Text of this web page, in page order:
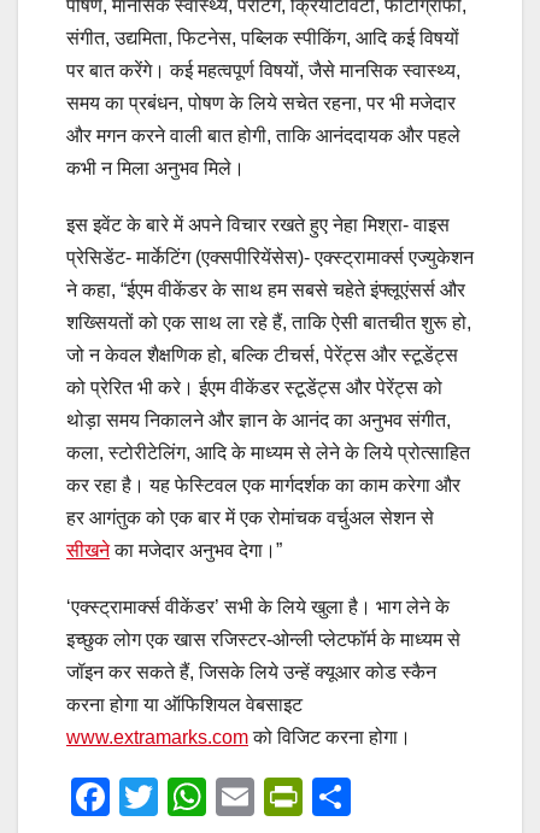
पोषण, मानसिक स्‍वास्‍थ्‍य, पेरेंटिंग, क्रियेटिविटी, फोटोग्राफी,
संगीत, उद्यमिता, फिटनेस, पब्लिक स्‍पीकिंग, आदि कई विषयों
पर बात करेंगे। कई महत्‍वपूर्ण विषयों, जैसे मानसिक स्‍वास्‍थ्‍य,
समय का प्रबंधन, पोषण के लिये सचेत रहना, पर भी मजेदार
और मगन करने वाली बात होगी, ताकि आनंददायक और पहले
कभी न मिला अनुभव मिले।
इस इवेंट के बारे में अपने विचार रखते हुए नेहा मिश्रा- वाइस
प्रेसिडेंट- मार्केटिंग (एक्‍सपीरियेंसेस)- एक्‍स्‍ट्रामार्क्‍स एज्‍युकेशन
ने कहा, “ईएम वीकेंडर के साथ हम सबसे चहेते इंफ्लूएंसर्स और
शख्सियतों को एक साथ ला रहे हैं, ताकि ऐसी बातचीत शुरू हो,
जो न केवल शैक्षणिक हो, बल्कि टीचर्स, पेरेंट्स और स्‍टूडेंट्स
को प्रेरित भी करे। ईएम वीकेंडर स्‍टूडेंट्स और पेरेंट्स को
थोड़ा समय निकालने और ज्ञान के आनंद का अनुभव संगीत,
कला, स्‍टोरीटेलिंग, आदि के माध्‍यम से लेने के लिये प्रोत्‍साहित
कर रहा है। यह फेस्टिवल एक मार्गदर्शक का काम करेगा और
हर आगंतुक को एक बार में एक रोमांचक वर्चुअल सेशन से
सीखनेका मजेदार अनुभव देगा।”
‘एक्‍स्‍ट्रामार्क्‍स वीकेंडर’ सभी के लिये खुला है। भाग लेने के
इच्‍छुक लोग एक खास रजिस्‍टर-ओन्‍ली प्‍लेटफॉर्म के माध्‍यम से
जॉइन कर सकते हैं, जिसके लिये उन्‍हें क्‍यूआर कोड स्‍कैन
करना होगा या ऑफिशियल वेबसाइट
www.extramarks.comको विजिट करना होगा।
F
T
W
E
Pr